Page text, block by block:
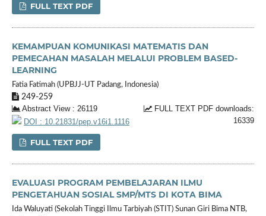
FULL TEXT PDF
KEMAMPUAN KOMUNIKASI MATEMATIS DAN
PEMECAHAN MASALAH MELALUI PROBLEM BASED-
LEARNING
Fatia Fatimah (UPBJJ-UT Padang, Indonesia)
249-259
Abstract View : 26119
FULL TEXT PDF downloads:
16339
DOI : 10.21831/pep.v16i1.1116
FULL TEXT PDF
EVALUASI PROGRAM PEMBELAJARAN ILMU
PENGETAHUAN SOSIAL SMP/MTS DI KOTA BIMA
Ida Waluyati (Sekolah Tinggi Ilmu Tarbiyah (STIT) Sunan Giri Bima NTB,